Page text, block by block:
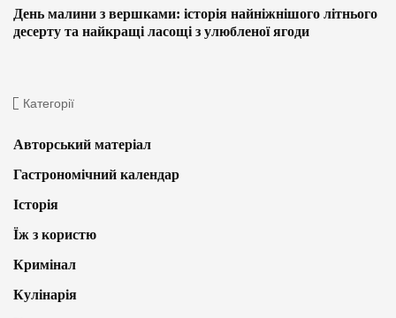
День малини з вершками: історія найніжнішого літнього
десерту та найкращі ласощі з улюбленої ягоди
Категорії
Авторський матеріал
Гастрономічний календар
Історія
Їж з користю
Кримінал
Кулінарія